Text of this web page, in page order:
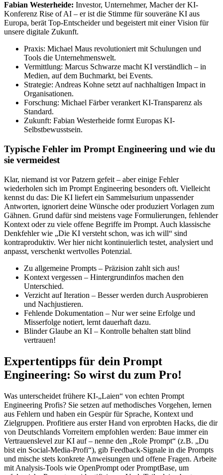
Fabian Westerheide: Investor, Unternehmer, Macher der KI-
Konferenz Rise of AI – er ist die Stimme für souveräne KI aus
Europa, berät Top-Entscheider und begeistert mit einer Vision für
unsere digitale Zukunft.
Praxis: Michael Maus revolutioniert mit Schulungen und
Tools die Unternehmenswelt.
Vermittlung: Marcus Schwarze macht KI verständlich – in
Medien, auf dem Buchmarkt, bei Events.
Strategie: Andreas Kohne setzt auf nachhaltigen Impact in
Organisationen.
Forschung: Michael Färber verankert KI-Transparenz als
Standard.
Zukunft: Fabian Westerheide formt Europas KI-
Selbstbewusstsein.
Typische Fehler im Prompt Engineering und wie du
sie vermeidest
Klar, niemand ist vor Patzern gefeit – aber einige Fehler
wiederholen sich im Prompt Engineering besonders oft. Vielleicht
kennst du das: Die KI liefert ein Sammelsurium unpassender
Antworten, ignoriert deine Wünsche oder produziert Vorlagen zum
Gähnen. Grund dafür sind meistens vage Formulierungen, fehlender
Kontext oder zu viele offene Begriffe im Prompt. Auch klassische
Denkfehler wie „Die KI versteht schon, was ich will“ sind
kontraproduktiv. Wer hier nicht kontinuierlich testet, analysiert und
anpasst, verschenkt wertvolles Potenzial.
Zu allgemeine Prompts – Präzision zahlt sich aus!
Kontext vergessen – Hintergrundinfos machen den
Unterschied.
Verzicht auf Iteration – Besser werden durch Ausprobieren
und Nachjustieren.
Fehlende Dokumentation – Nur wer seine Erfolge und
Misserfolge notiert, lernt dauerhaft dazu.
Blinder Glaube an KI – Kontrolle behalten statt blind
vertrauen!
Expertentipps für dein Prompt
Engineering: So wirst du zum Pro!
Was unterscheidet frühere KI-„Laien“ von echten Prompt
Engineering Profis? Sie setzen auf methodisches Vorgehen, lernen
aus Fehlern und haben ein Gespür für Sprache, Kontext und
Zielgruppen. Profitiere aus erster Hand von erprobten Hacks, die dir
von Deutschlands Vorreitern empfohlen werden: Baue immer ein
Vertrauenslevel zur KI auf – nenne den „Role Prompt“ (z.B. „Du
bist ein Social-Media-Profi“), gib Feedback-Signale in die Prompts
und mische stets konkrete Anweisungen und offene Fragen. Arbeite
mit Analysis-Tools wie OpenPrompt oder PromptBase, um